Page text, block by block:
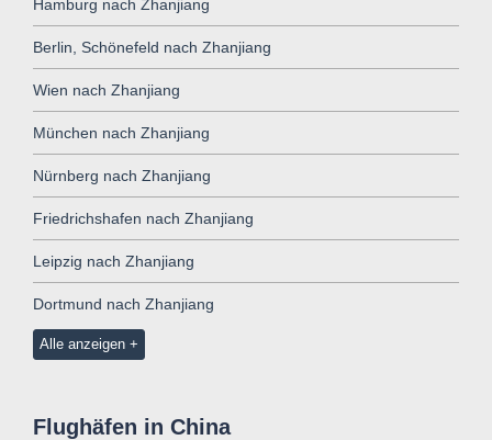
Hamburg nach Zhanjiang
Berlin, Schönefeld nach Zhanjiang
Wien nach Zhanjiang
München nach Zhanjiang
Nürnberg nach Zhanjiang
Friedrichshafen nach Zhanjiang
Leipzig nach Zhanjiang
Dortmund nach Zhanjiang
Alle anzeigen
Flughäfen in China